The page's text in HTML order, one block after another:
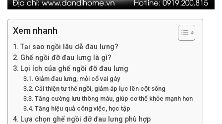
Xem nhanh
Tại sao ngồi lâu dễ đau lưng?
Ghế ngồi đỡ đau lưng là gì?
Lợi ích của ghế ngồi đỡ đau lưng
Giảm đau lưng, mỏi cổ vai gáy
Cải thiện tư thế ngồi, giảm áp lực lên cột sống
Tăng cường lưu thông máu, giúp cơ thể khỏe mạnh hơn
Tăng hiệu quả công việc, học tập
Lựa chọn ghế ngồi đỡ đau lưng phù hợp